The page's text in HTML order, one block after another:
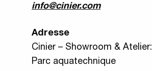
info@cinier.com
Adresse
Cinier – Showroom & Atelier:
Parc aquatechnique